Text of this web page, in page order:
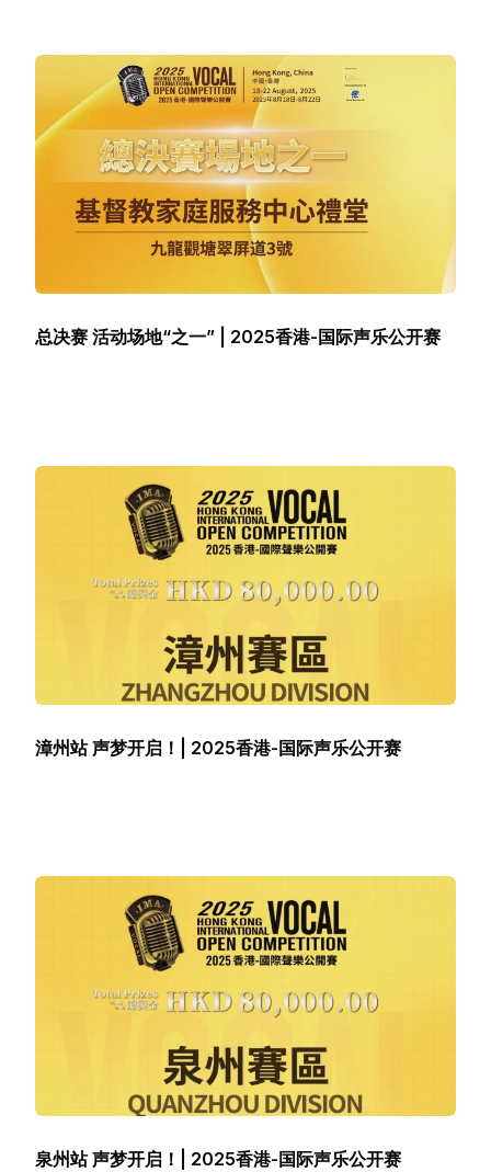
总决赛 活动场地“之一” | 2025香港-国际声乐公开赛
漳州站 声梦开启！| 2025香港-国际声乐公开赛
泉州站 声梦开启！| 2025香港-国际声乐公开赛